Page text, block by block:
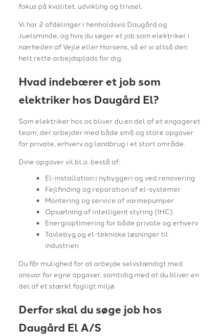
fokus på kvalitet, udvikling og trivsel.
Vi har 2 afdelinger i henholdsvis Daugård og
Juelsminde, og hvis du søger et job som elektriker i
nærheden af Vejle eller Horsens, så er vi altså den
helt rette arbejdsplads for dig.
Hvad indebærer et job som
elektriker hos Daugård El?
Som elektriker hos os bliver du en del af et engageret
team, der arbejder med både små og store opgaver
for private, erhverv og landbrug i et stort område.
Dine opgaver vil bl.a. bestå af:
El-installation i nybyggeri og ved renovering
Fejlfinding og reparation af el-systemer
Montering og service af varmepumper
Opsætning af intelligent styring (IHC)
Energioptimering for både private og erhverv
Tavlebyg og el-tekniske løsninger til
industrien
Du får mulighed for at arbejde selvstændigt med
ansvar for egne opgaver, samtidig med at du bliver en
del af et stærkt fagligt miljø.
Derfor skal du søge job hos
Daugård El A/S